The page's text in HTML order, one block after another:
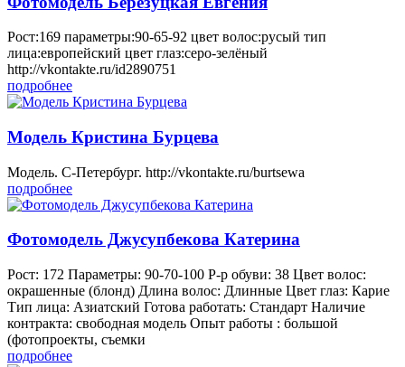
Рост:169 параметры:90-65-92 цвет волос:русый тип
лица:европейский цвет глаз:серо-зелёный
http://vkontakte.ru/id2890751
подробнее
Модель Кристина Бурцева
Модель. С-Петербург. http://vkontakte.ru/burtsewa
подробнее
Фотомодель Джусупбекова Катерина
Рост: 172 Параметры: 90-70-100 Р-р обуви: 38 Цвет волос:
окрашенные (блонд) Длина волос: Длинные Цвет глаз: Карие
Тип лица: Азиатский Готова работать: Стандарт Наличие
контракта: свободная модель Опыт работы : большой
(фотопроекты, съемки
подробнее